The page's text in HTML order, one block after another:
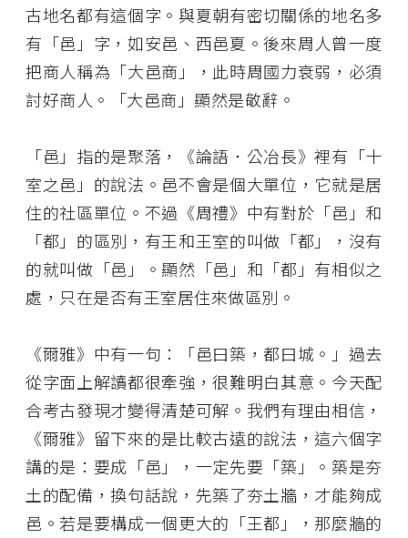
古地名都有這個字。與夏朝有密切關係的地名多
有「邑」字，如安邑、西邑夏。後來周人曾一度
把商人稱為「大邑商」，此時周國力衰弱，必須
討好商人。「大邑商」顯然是敬辭。
「邑」指的是聚落，《論語．公冶長》裡有「十
室之邑」的說法。邑不會是個大單位，它就是居
住的社區單位。不過《周禮》中有對於「邑」和
「都」的區別，有王和王室的叫做「都」，沒有
的就叫做「邑」。顯然「邑」和「都」有相似之
處，只在是否有王室居住來做區別。
《爾雅》中有一句：「邑曰築，都曰城。」過去
從字面上解讀都很牽強，很難明白其意。今天配
合考古發現才變得清楚可解。我們有理由相信，
《爾雅》留下來的是比較古遠的說法，這六個字
講的是：要成「邑」，一定先要「築」。築是夯
土的配備，換句話說，先築了夯土牆，才能夠成
邑。若是要構成一個更大的「王都」，那麼牆的